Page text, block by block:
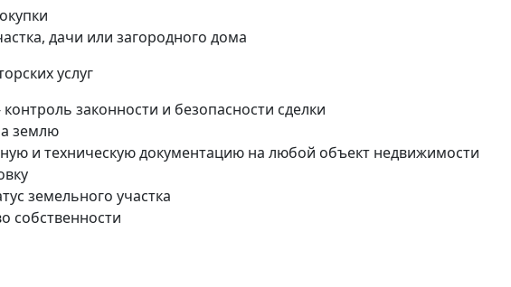
дачи или загородного дома
услуг
контроль законности и безопасности сделки
землю
и техническую документацию на любой объект недвижимости
земельного участка
собственности